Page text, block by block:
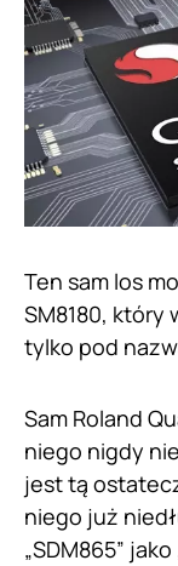
Ten sam los
SM8180,
tylko pod
Sam Roland
niego nigdy
jest tą
niego już
„SDM865”